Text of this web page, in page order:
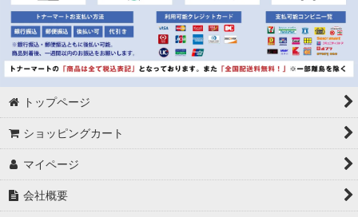
トップページ
ショッピングカート
マイページ
会社概要